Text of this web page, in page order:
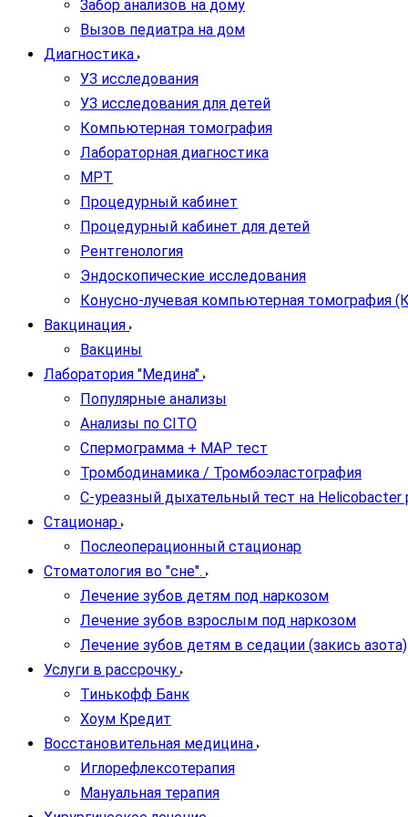
Забор анализов на дому
Вызов педиатра на дом
Диагностика
УЗ исследования
УЗ исследования для детей
Компьютерная томография
Лабораторная диагностика
МРТ
Процедурный кабинет
Процедурный кабинет для детей
Рентгенология
Эндоскопические исследования
Конусно-лучевая компьютерная томография
Вакцинация
Вакцины
Лаборатория "Медина"
Популярные анализы
Анализы по CITO
Спермограмма + МАР тест
Тромбодинамика / Тромбоэластография
С-уреазный дыхательный тест на Helicobacter
Стационар
Послеоперационный стационар
Стоматология во "сне".
Лечение зубов детям под наркозом
Лечение зубов взрослым под наркозом
Лечение зубов детям в седации (закись азота)
Услуги в рассрочку
Тинькофф Банк
Хоум Кредит
Восстановительная медицина
Иглорефлексотерапия
Мануальная терапия